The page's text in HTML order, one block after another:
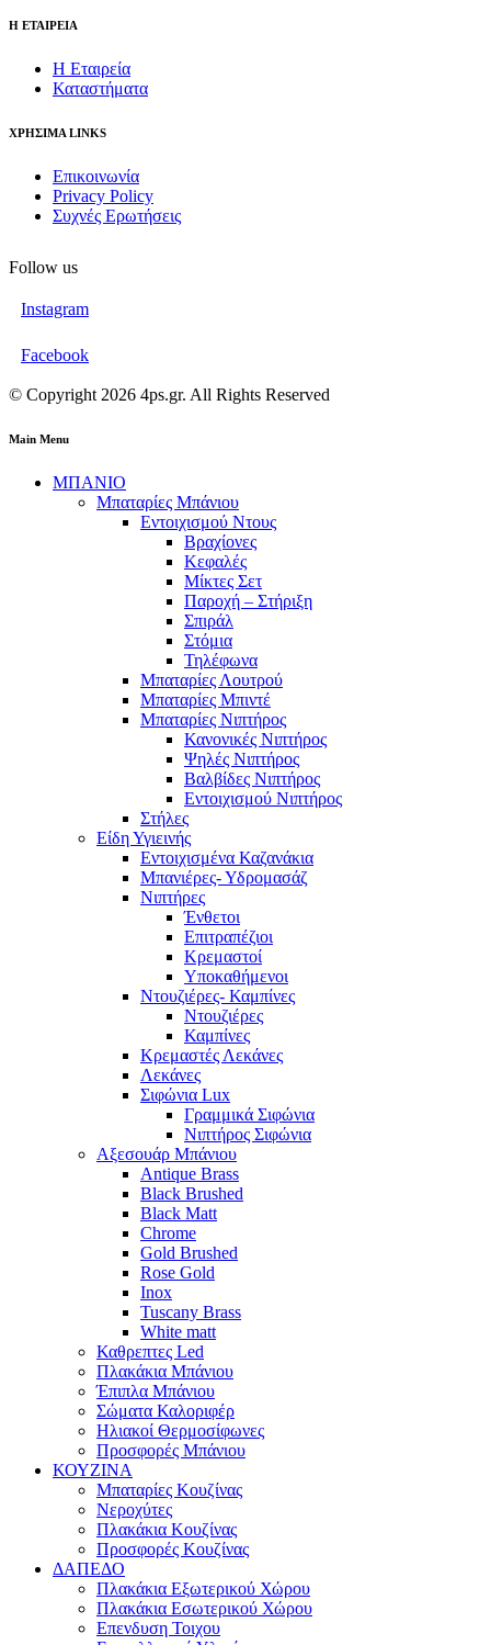
Η ΕΤΑΙΡΕΙΑ
Η Εταιρεία
Καταστήματα
ΧΡΗΣΙΜΑ LINKS
Επικοινωνία
Privacy Policy
Συχνές Ερωτήσεις
Follow us
Instagram
Facebook
© Copyright 2026 4ps.gr. All Rights Reserved
Main Menu
ΜΠΑΝΙΟ
Μπαταρίες Μπάνιου
Εντοιχισμού Ντους
Βραχίονες
Κεφαλές
Μίκτες Σετ
Παροχή – Στήριξη
Σπιράλ
Στόμια
Τηλέφωνα
Μπαταρίες Λουτρού
Μπαταρίες Μπιντέ
Μπαταρίες Νιπτήρος
Κανονικές Νιπτήρος
Ψηλές Νιπτήρος
Βαλβίδες Νιπτήρος
Εντοιχισμού Νιπτήρος
Στήλες
Είδη Υγιεινής
Εντοιχισμένα Καζανάκια
Μπανιέρες- Υδρομασάζ
Νιπτήρες
Ένθετοι
Επιτραπέζιοι
Κρεμαστοί
Υποκαθήμενοι
Ντουζιέρες- Καμπίνες
Ντουζιέρες
Καμπίνες
Κρεμαστές Λεκάνες
Λεκάνες
Σιφώνια Lux
Γραμμικά Σιφώνια
Νιπτήρος Σιφώνια
Αξεσουάρ Μπάνιου
Antique Brass
Black Brushed
Black Matt
Chrome
Gold Brushed
Rose Gold
Inox
Tuscany Brass
White matt
Καθρεπτες Led
Πλακάκια Μπάνιου
Έπιπλα Μπάνιου
Σώματα Καλοριφέρ
Ηλιακοί Θερμοσίφωνες
Προσφορές Μπάνιου
ΚΟΥΖΙΝΑ
Μπαταρίες Κουζίνας
Νεροχύτες
Πλακάκια Κουζίνας
Προσφορές Κουζίνας
ΔΑΠΕΔΟ
Πλακάκια Εξωτερικού Χώρου
Πλακάκια Εσωτερικού Χώρου
Επενδυση Τοιχου